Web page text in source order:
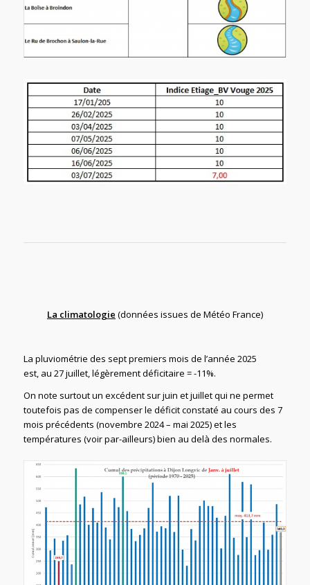
La climatologie (données issues de Météo France)
La pluviométrie des sept premiers mois de l’année 2025
est, au 27 juillet, légèrement déficitaire = -11%.
On note surtout un excédent sur juin et juillet qui ne permet
toutefois pas de compenser le déficit constaté au cours des 7
mois précédents (novembre 2024 – mai 2025) et les
températures (voir par-ailleurs) bien au delà des normales.